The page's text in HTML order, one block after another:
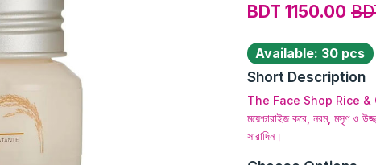
BDT 1150.00
Available: 30 pcs
Short Description
The Face Shop Rice &
ময়েশ্চারাইজ করে, নরম, মসৃণ ও
সারাদিন।